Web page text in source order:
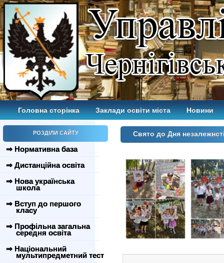
Головна сторінка Заклади освіти міста Новини
РОЗДІЛИ САЙТУ
⇒ Нормативна база
⇒ Дистанційна освіта
⇒ Нова українська
школа
⇒ Вступ до першого
класу
⇒ Профільна загальна
середня освіта
⇒ Національний
мультипредметний тест
Свято до Дня